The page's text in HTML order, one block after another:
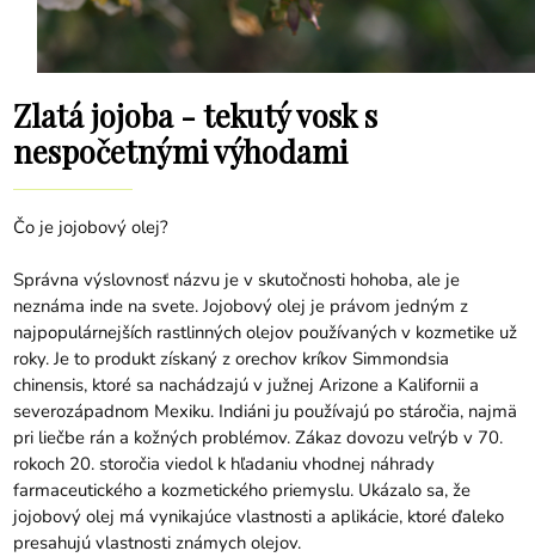
Zlatá jojoba - tekutý vosk s
nespočetnými výhodami
Čo je jojobový olej?
Správna výslovnosť názvu je v skutočnosti hohoba, ale je
neznáma inde na svete. Jojobový olej je právom jedným z
najpopulárnejších rastlinných olejov používaných v kozmetike už
roky. Je to produkt získaný z orechov kríkov Simmondsia
chinensis, ktoré sa nachádzajú v južnej Arizone a Kalifornii a
severozápadnom Mexiku. Indiáni ju používajú po stáročia, najmä
pri liečbe rán a kožných problémov. Zákaz dovozu veľrýb v 70.
rokoch 20. storočia viedol k hľadaniu vhodnej náhrady
farmaceutického a kozmetického priemyslu. Ukázalo sa, že
jojobový olej má vynikajúce vlastnosti a aplikácie, ktoré ďaleko
presahujú vlastnosti známych olejov.